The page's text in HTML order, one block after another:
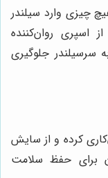
چیزی وارد سیلندر
اسپری روان‌کننده
سرسیلندر جلوگیری
کرده و از سایش
برای حفظ سلامت